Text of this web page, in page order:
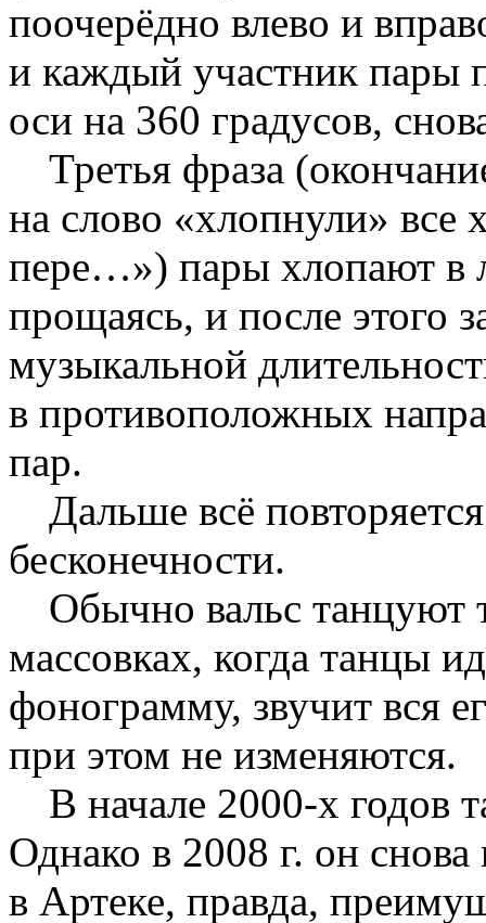
поочерёдно влево и
и каждый участник пары
оси на 360 градусов,
Третья фраза
на слово «хлопнули» все
пере…») пары хлопают в
прощаясь, и после этого
музыкальной
в противоположных
пар.
Дальше всё
бесконечности.
Обычно вальс танцуют
массовках, когда танцы
фонограмму, звучит вся
при этом не изменяются.
В начале 2000-х годов
Однако в 2008 г. он
в Артеке, правда,